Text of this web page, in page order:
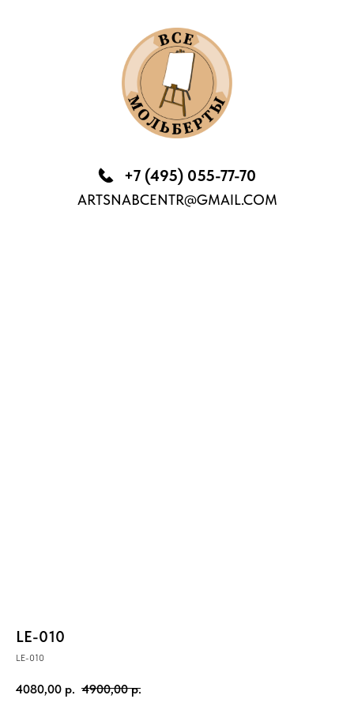
+7 (495) 055-77-70
ARTSNABCENTR@GMAIL.COM
LE-010
LE-010
4080,00 р. 4900,00 р.